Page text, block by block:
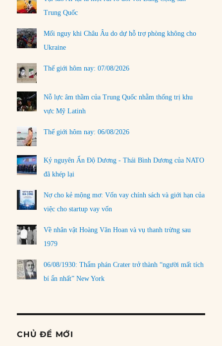
Trung Quốc
Mối nguy khi Châu Âu do dự hỗ trợ phòng không cho
Ukraine
Thế giới hôm nay: 07/08/2026
Nỗ lực âm thầm của Trung Quốc nhằm thống trị khu
vực Mỹ Latinh
Thế giới hôm nay: 06/08/2026
Kỷ nguyên Ấn Độ Dương - Thái Bình Dương của NATO
đã khép lại
Nợ cho kẻ mộng mơ: Vốn vay chính sách và giới hạn của
việc cho startup vay vốn
Về nhân vật Hoàng Văn Hoan và vụ thanh trừng sau
1979
06/08/1930: Thẩm phán Crater trở thành “người mất tích
bí ẩn nhất” New York
CHỦ ĐỀ MỚI